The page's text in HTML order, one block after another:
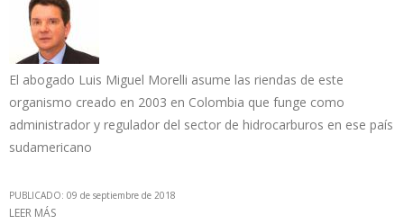
El abogado Luis Miguel Morelli asume las riendas de este
organismo creado en 2003 en Colombia que funge como
administrador y regulador del sector de hidrocarburos en ese país
sudamericano
PUBLICADO: 09 de septiembre de 2018
LEER MÁS